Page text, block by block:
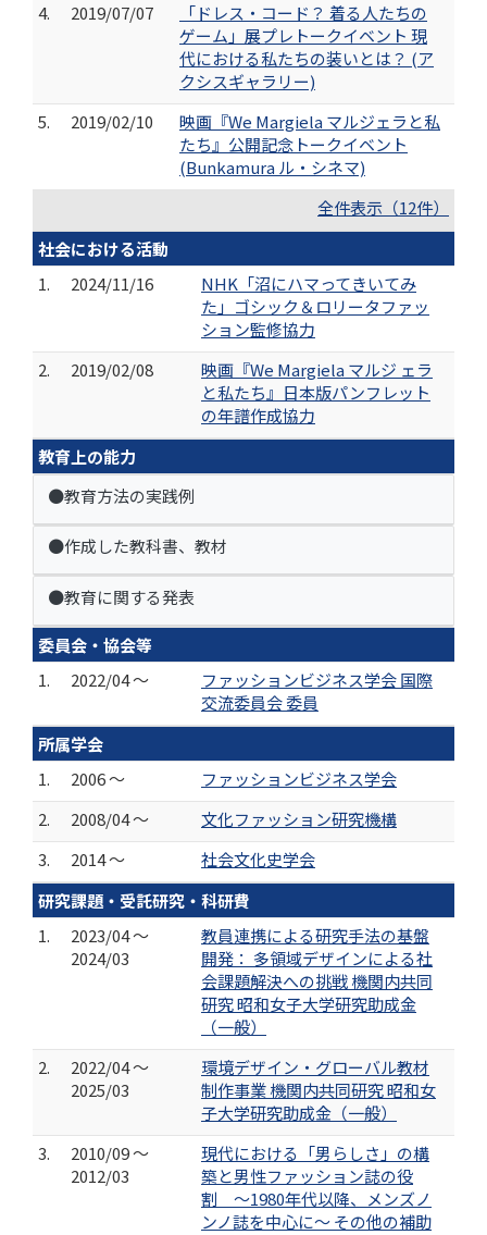
4.
2019/07/07
「ドレス・コード？ 着る人たちの
ゲーム」展プレトークイベント 現
代における私たちの装いとは？ (ア
クシスギャラリー)
5.
2019/02/10
映画『We Margiela マルジェラと私
たち』公開記念トークイベント
(Bunkamura ル・シネマ)
全件表示（12件）
社会における活動
1.
2024/11/16
NHK「沼にハマってきいてみ
た」ゴシック＆ロリータファッ
ション監修協力
2.
2019/02/08
映画『We Margiela マルジ ェラ
と私たち』日本版パンフレット
の年譜作成協力
教育上の能力
●教育方法の実践例
●作成した教科書、教材
●教育に関する発表
委員会・協会等
1.
2022/04 ～
ファッションビジネス学会 国際
交流委員会 委員
所属学会
1.
2006 ～
ファッションビジネス学会
2.
2008/04 ～
文化ファッション研究機構
3.
2014 ～
社会文化史学会
研究課題・受託研究・科研費
1.
2023/04 ～
2024/03
教員連携による研究手法の基盤
開発： 多領域デザインによる社
会課題解決への挑戦 機関内共同
研究 昭和女子大学研究助成金
（一般）
2.
2022/04 ～
2025/03
環境デザイン・グローバル教材
制作事業 機関内共同研究 昭和女
子大学研究助成金（一般）
3.
2010/09 ～
2012/03
現代における「男らしさ」の構
築と男性ファッション誌の役
割 〜1980年代以降、メンズノ
ンノ誌を中心に〜 その他の補助